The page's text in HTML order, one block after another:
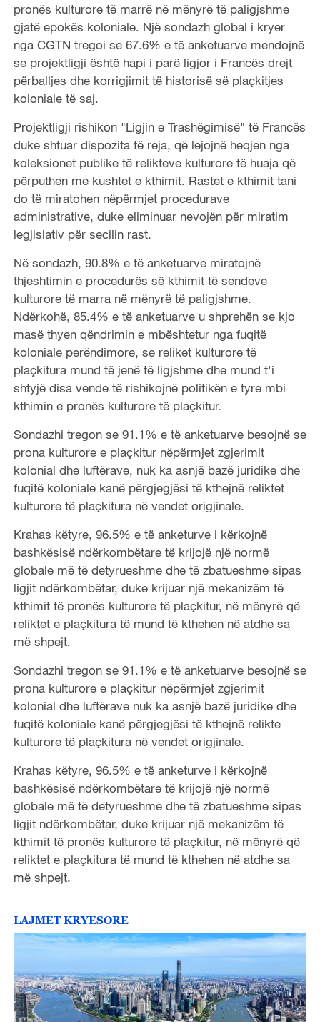
pronës kulturore të marrë në mënyrë të paligjshme
gjatë epokës koloniale. Një sondazh global i kryer
nga CGTN tregoi se 67.6% e të anketuarve mendojnë
se projektligji është hapi i parë ligjor i Francës drejt
përballjes dhe korrigjimit të historisë së plaçkitjes
koloniale të saj.
Projektligji rishikon "Ligjin e Trashëgimisë" të Francës
duke shtuar dispozita të reja, që lejojnë heqjen nga
koleksionet publike të relikteve kulturore të huaja që
përputhen me kushtet e kthimit. Rastet e kthimit tani
do të miratohen nëpërmjet procedurave
administrative, duke eliminuar nevojën për miratim
legjislativ për secilin rast.
Në sondazh, 90.8% e të anketuarve miratojnë
thjeshtimin e procedurës së kthimit të sendeve
kulturore të marra në mënyrë të paligjshme.
Ndërkohë, 85.4% e të anketuarve u shprehën se kjo
masë thyen qëndrimin e mbështetur nga fuqitë
koloniale perëndimore, se reliket kulturore të
plaçkitura mund të jenë të ligjshme dhe mund t'i
shtyjë disa vende të rishikojnë politikën e tyre mbi
kthimin e pronës kulturore të plaçkitur.
Sondazhi tregon se 91.1% e të anketuarve besojnë se
prona kulturore e plaçkitur nëpërmjet zgjerimit
kolonial dhe luftërave, nuk ka asnjë bazë juridike dhe
fuqitë koloniale kanë përgjegjësi të kthejnë reliktet
kulturore të plaçkitura në vendet origjinale.
Krahas këtyre, 96.5% e të anketurve i kërkojnë
bashkësisë ndërkombëtare të krijojë një normë
globale më të detyrueshme dhe të zbatueshme sipas
ligjit ndërkombëtar, duke krijuar një mekanizëm të
kthimit të pronës kulturore të plaçkitur, në mënyrë që
reliktet e plaçkitura të mund të kthehen në atdhe sa
më shpejt.
Sondazhi tregon se 91.1% e të anketuarve besojnë se
prona kulturore e plaçkitur nëpërmjet zgjerimit
kolonial dhe luftërave nuk ka asnjë bazë juridike dhe
fuqitë koloniale kanë përgjegjësi të kthejnë relikte
kulturore të plaçkitura në vendet origjinale.
Krahas këtyre, 96.5% e të anketurve i kërkojnë
bashkësisë ndërkombëtare të krijojë një normë
globale më të detyrueshme dhe të zbatueshme sipas
ligjit ndërkombëtar, duke krijuar një mekanizëm të
kthimit të pronës kulturore të plaçkitur, në mënyrë që
reliktet e plaçkitura të mund të kthehen në atdhe sa
më shpejt.
LAJMET KRYESORE